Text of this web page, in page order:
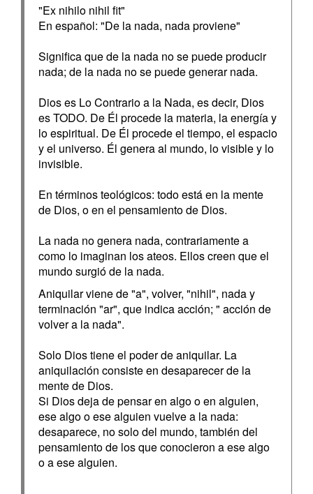
"Ex nihilo nihil fit"
En español: "De la nada, nada proviene"
Significa que de la nada no se puede producir
nada; de la nada no se puede generar nada.
Dios es Lo Contrario a la Nada, es decir, Dios
es TODO. De Él procede la materia, la energía y
lo espiritual. De Él procede el tiempo, el espacio
y el universo. Él genera al mundo, lo visible y lo
invisible.
En términos teológicos: todo está en la mente
de Dios, o en el pensamiento de Dios.
La nada no genera nada, contrariamente a
como lo imaginan los ateos. Ellos creen que el
mundo surgió de la nada.
Aniquilar viene de "a", volver, "nihil", nada y
terminación "ar", que indica acción; " acción de
volver a la nada".
Solo Dios tiene el poder de aniquilar. La
aniquilación consiste en desaparecer de la
mente de Dios.
Si Dios deja de pensar en algo o en alguien,
ese algo o ese alguien vuelve a la nada:
desaparece, no solo del mundo, también del
pensamiento de los que conocieron a ese algo
o a ese alguien.